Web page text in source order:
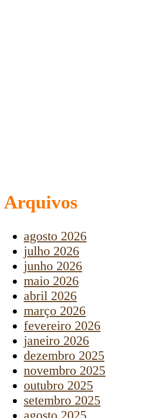
Arquivos
agosto 2026
julho 2026
junho 2026
maio 2026
abril 2026
março 2026
fevereiro 2026
janeiro 2026
dezembro 2025
novembro 2025
outubro 2025
setembro 2025
agosto 2025